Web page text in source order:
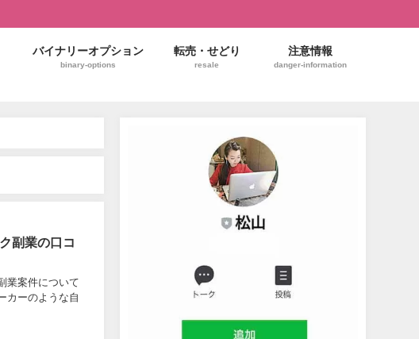
バイナリーオプション
binary-options
転売・せどり
resale
注意情報
danger-information
副業の口コ
業案件について
カーのような自